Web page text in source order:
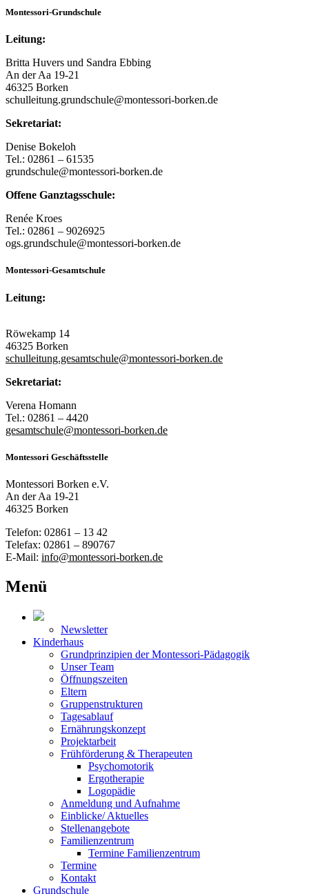
Montessori-Grundschule
Leitung:
Britta Huvers und Sandra Ebbing
An der Aa 19-21
46325 Borken
schulleitung.grundschule@montessori-borken.de
Sekretariat:
Denise Bokeloh
Tel.: 02861 – 61535
grundschule@montessori-borken.de
Offene Ganztagsschule:
Renée Kroes
Tel.: 02861 – 9026925
ogs.grundschule@montessori-borken.de
Montessori-Gesamtschule
Leitung:
Röwekamp 14
46325 Borken
schulleitung.gesamtschule@montessori-borken.de
Sekretariat:
Verena Homann
Tel.: 02861 – 4420
gesamtschule@montessori-borken.de
Montessori Geschäftsstelle
Montessori Borken e.V.
An der Aa 19-21
46325 Borken
Telefon: 02861 – 13 42
Telefax: 02861 – 890767
E-Mail: info@montessori-borken.de
Menü
Newsletter
Kinderhaus
Grundprinzipien der Montessori-Pädagogik
Unser Team
Öffnungszeiten
Eltern
Gruppenstrukturen
Tagesablauf
Ernährungskonzept
Projektarbeit
Frühförderung & Therapeuten
Psychomotorik
Ergotherapie
Logopädie
Anmeldung und Aufnahme
Einblicke/ Aktuelles
Stellenangebote
Familienzentrum
Termine Familienzentrum
Termine
Kontakt
Grundschule